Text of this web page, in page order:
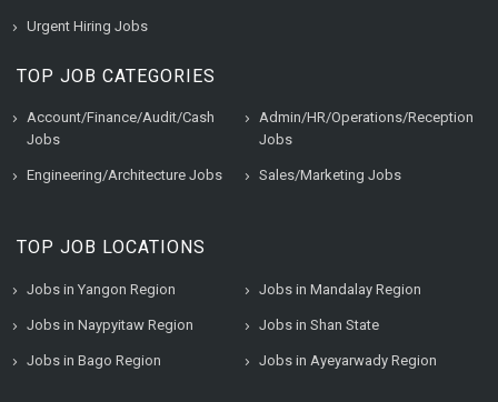
Urgent Hiring Jobs
TOP JOB CATEGORIES
Account/Finance/Audit/Cash
Jobs
Admin/HR/Operations/Reception
Jobs
Engineering/Architecture Jobs Sales/Marketing Jobs
TOP JOB LOCATIONS
Jobs in Yangon Region Jobs in Mandalay Region
Jobs in Naypyitaw Region Jobs in Shan State
Jobs in Bago Region Jobs in Ayeyarwady Region